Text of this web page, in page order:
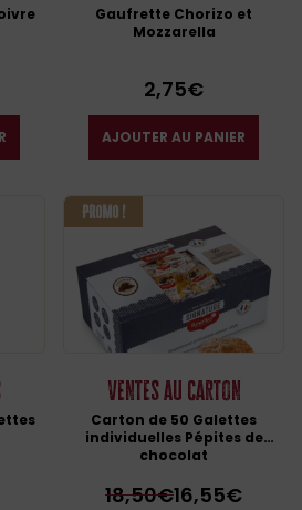
Gaufrette Chorizo et
Mozzarella
2,75€
AJOUTER AU PANIER
PROMO !
Ventes au carton
Carton de 50 Galettes
individuelles Pépites de
chocolat
18,50€16,55€